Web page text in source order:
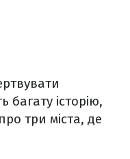
історію,
три міста, де